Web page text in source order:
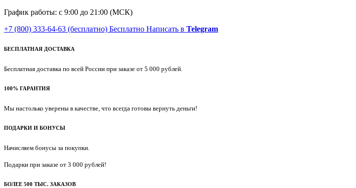
График работы: с 9:00 до 21:00 (МСК)
+7 (800) 333-64-63 (бесплатно) Бесплатно Написать в Telegram
БЕСПЛАТНАЯ ДОСТАВКА
Бесплатная доставка по всей России при заказе от 5 000 рублей.
100% ГАРАНТИЯ
Мы настолько уверены в качестве, что всегда готовы вернуть деньги!
ПОДАРКИ И БОНУСЫ
Начисляем бонусы за покупки.
Подарки при заказе от 3 000 рублей!
БОЛЕЕ 500 ТЫС. ЗАКАЗОВ